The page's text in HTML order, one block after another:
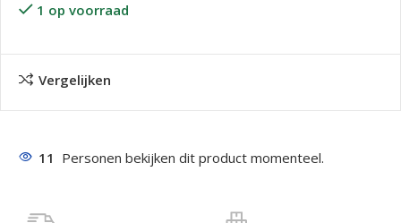
1 op voorraad
Vergelijken
11 Personen bekijken dit product momenteel.